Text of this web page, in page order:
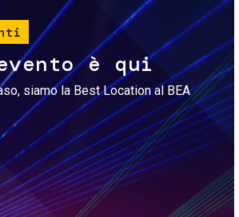
è qui
siamo la Best Location al BEA